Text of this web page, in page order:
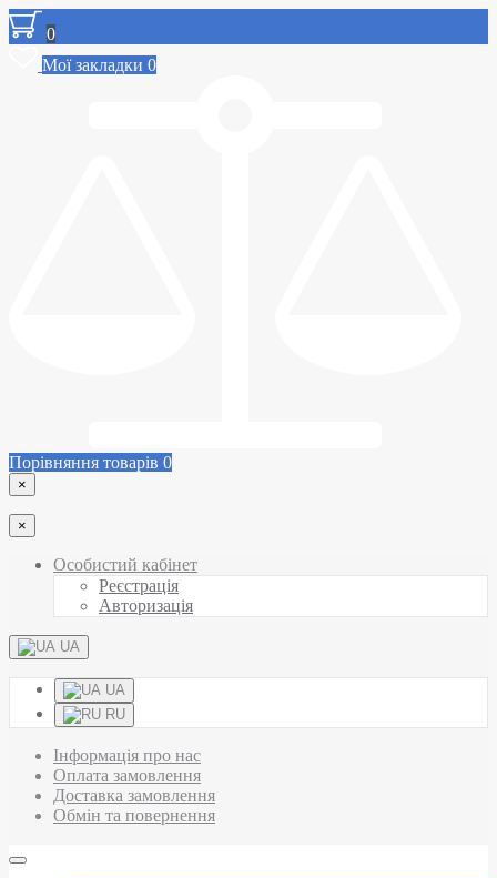
0
Мої закладки 0
Порівняння товарів 0
×
×
Особистий кабінет
Реєстрація
Авторизація
UA
UA
RU
Інформація про нас
Оплата замовлення
Доставка замовлення
Обмін та повернення